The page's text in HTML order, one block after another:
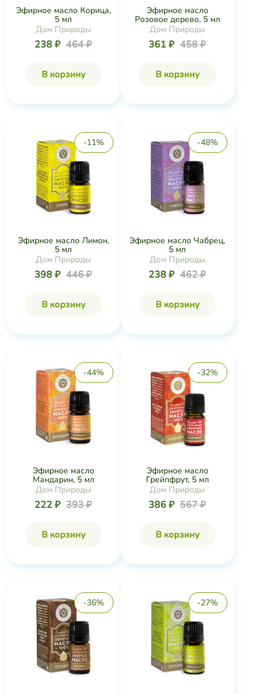
Эфирное масло Корица,
5 мл
Дом Природы
238 ₽ 464 ₽
В корзину
Эфирное масло
Розовое дерево, 5 мл
Дом Природы
361 ₽ 458 ₽
В корзину
-11%
Эфирное масло Лимон,
5 мл
Дом Природы
398 ₽ 446 ₽
В корзину
-48%
Эфирное масло Чабрец,
5 мл
Дом Природы
238 ₽ 462 ₽
В корзину
-44%
Эфирное масло
Мандарин, 5 мл
Дом Природы
222 ₽ 393 ₽
В корзину
-32%
Эфирное масло
Грейпфрут, 5 мл
Дом Природы
386 ₽ 567 ₽
В корзину
-36% -27%